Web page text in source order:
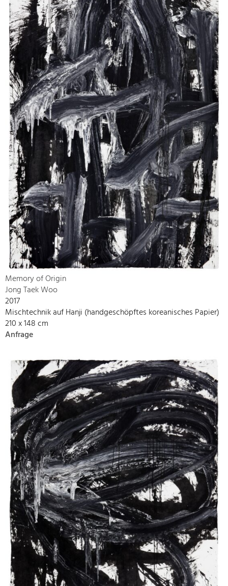
Memory of Origin
Jong Taek Woo
2017
Mischtechnik auf Hanji (handgeschöpftes koreanisches Papier)
210 x 148 cm
Anfrage